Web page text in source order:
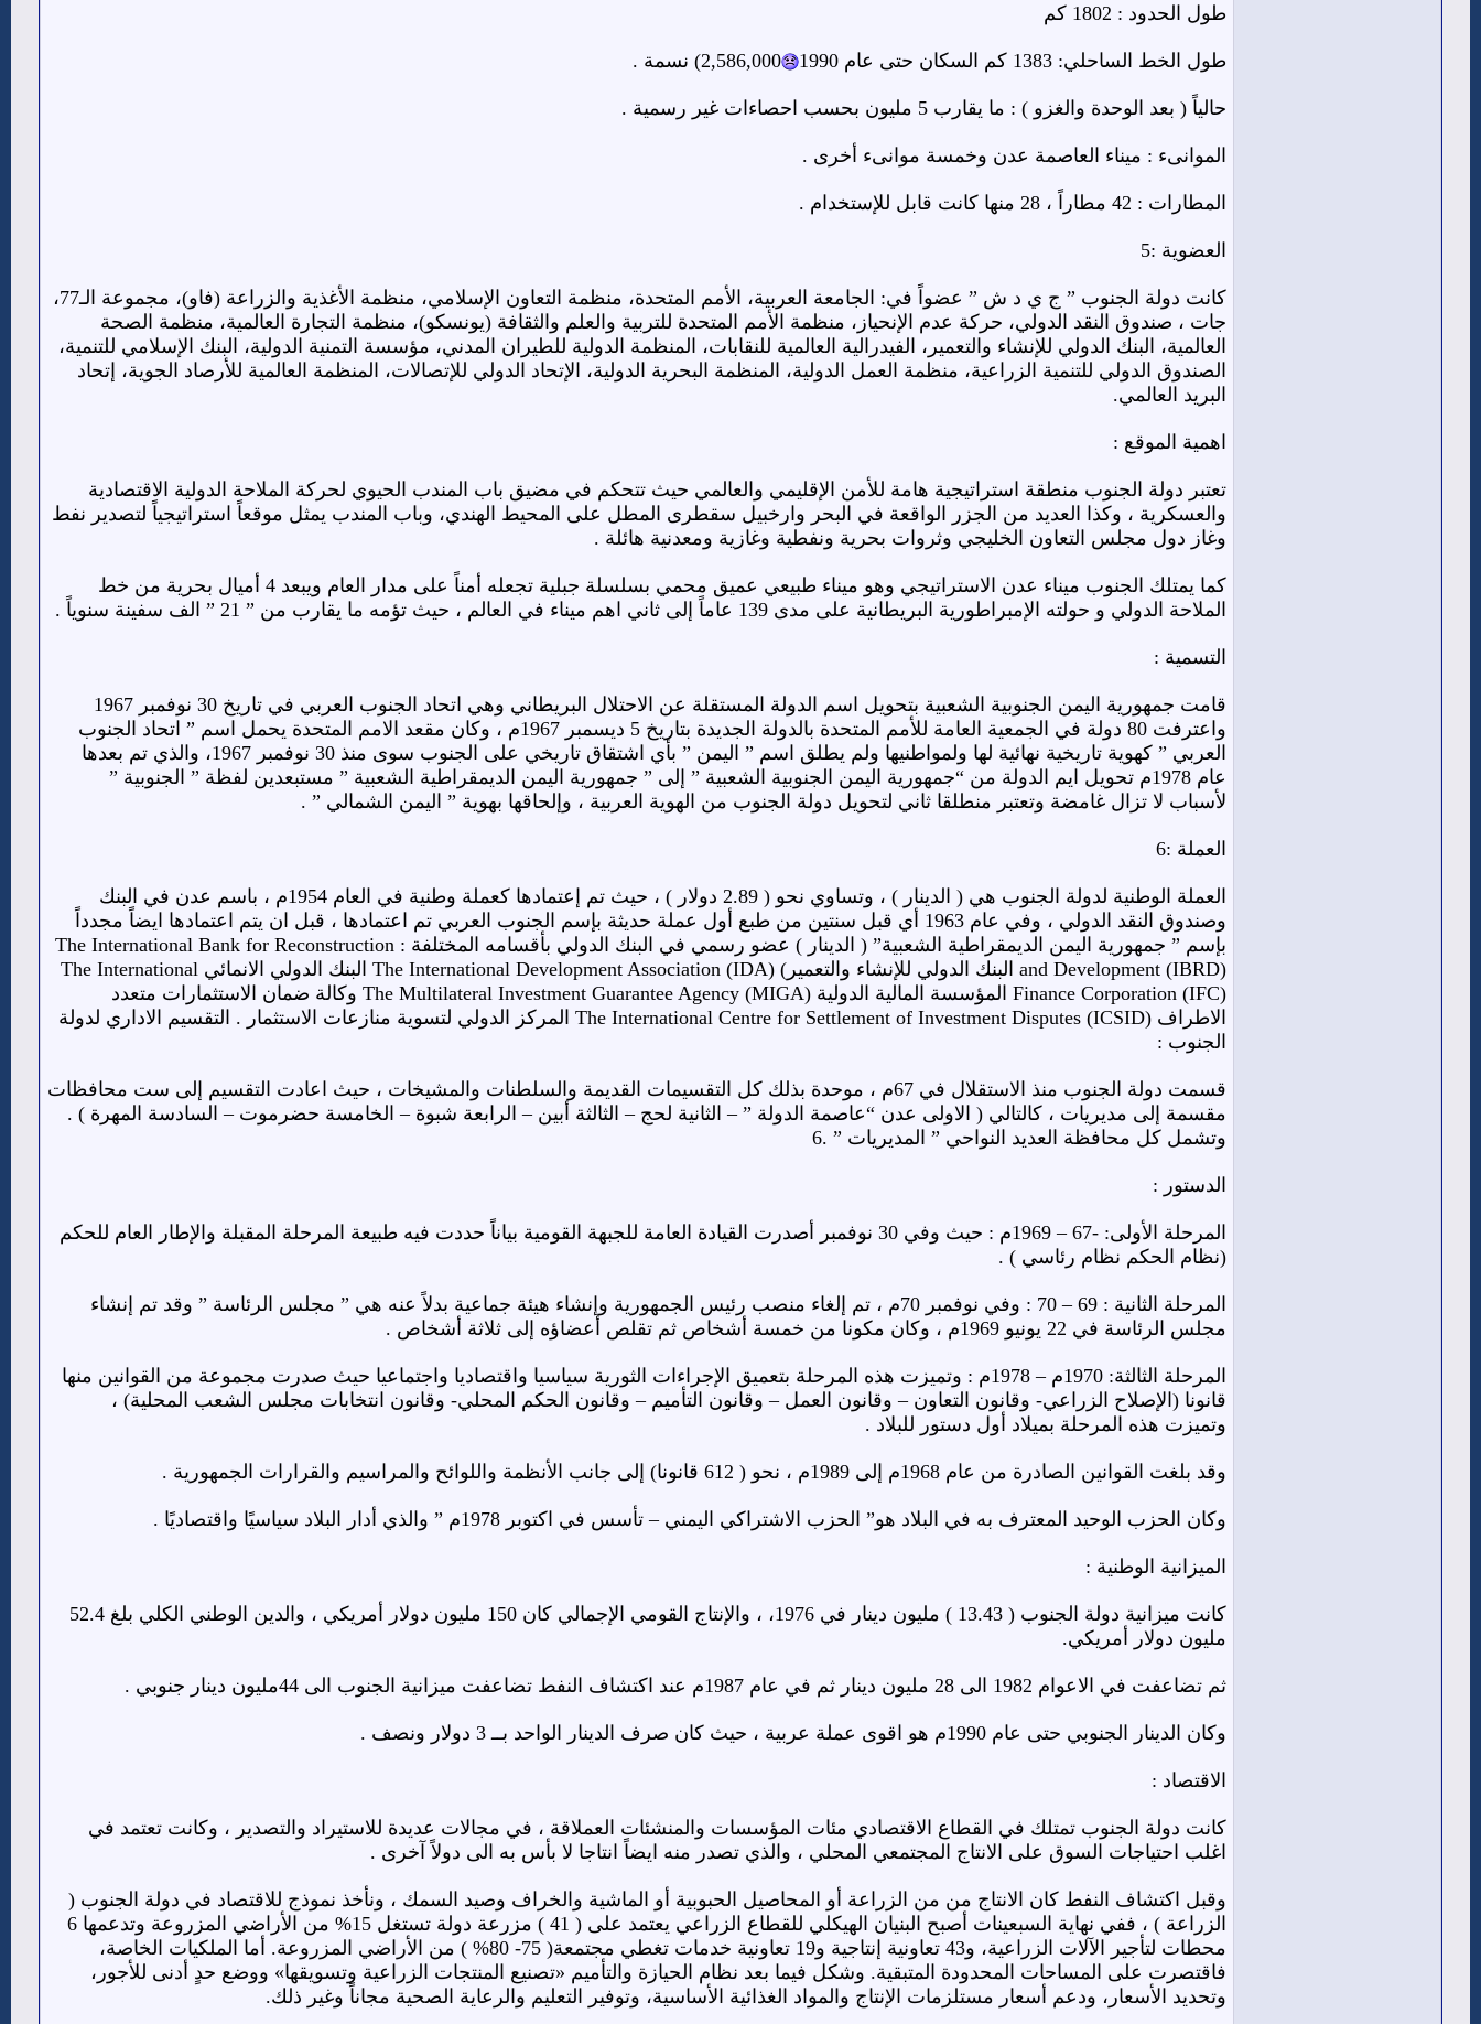
طول الحدود : 1802 كم
طول الخط الساحلي: 1383 كم السكان حتى عام 1990 2,586,000) نسمة .
حالياً ( بعد الوحدة والغزو ) : ما يقارب 5 مليون بحسب احصاءات غير رسمية .
الموانىء : ميناء العاصمة عدن وخمسة موانىء أخرى .
المطارات : 42 مطاراً ، 28 منها كانت قابل للإستخدام .
العضوية :5
كانت دولة الجنوب ” ج ي د ش ” عضواً في: الجامعة العربية، الأمم المتحدة، منظمة التعاون الإسلامي، منظمة الأغذية والزراعة (فاو)، مجموعة الـ77،
جات ، صندوق النقد الدولي، حركة عدم الإنحياز، منظمة الأمم المتحدة للتربية والعلم والثقافة (يونسكو)، منظمة التجارة العالمية، منظمة الصحة
العالمية، البنك الدولي للإنشاء والتعمير، الفيدرالية العالمية للنقابات، المنظمة الدولية للطيران المدني، مؤسسة التمنية الدولية، البنك الإسلامي للتنمية،
الصندوق الدولي للتنمية الزراعية، منظمة العمل الدولية، المنظمة البحرية الدولية، الإتحاد الدولي للإتصالات، المنظمة العالمية للأرصاد الجوية، إتحاد
البريد العالمي.
اهمية الموقع :
تعتبر دولة الجنوب منطقة استراتيجية هامة للأمن الإقليمي والعالمي حيث تتحكم في مضيق باب المندب الحيوي لحركة الملاحة الدولية الاقتصادية
والعسكرية ، وكذا العديد من الجزر الواقعة في البحر وارخبيل سقطرى المطل على المحيط الهندي، وباب المندب يمثل موقعاً استراتيجياً لتصدير نفط
وغاز دول مجلس التعاون الخليجي وثروات بحرية ونفطية وغازية ومعدنية هائلة .
كما يمتلك الجنوب ميناء عدن الاستراتيجي وهو ميناء طبيعي عميق محمي بسلسلة جبلية تجعله أمناً على مدار العام ويبعد 4 أميال بحرية من خط
الملاحة الدولي و حولته الإمبراطورية البريطانية على مدى 139 عاماً إلى ثاني اهم ميناء في العالم ، حيث تؤمه ما يقارب من ” 21 ” الف سفينة سنوياً .
التسمية :
قامت جمهورية اليمن الجنوبية الشعبية بتحويل اسم الدولة المستقلة عن الاحتلال البريطاني وهي اتحاد الجنوب العربي في تاريخ 30 نوفمبر 1967
واعترفت 80 دولة في الجمعية العامة للأمم المتحدة بالدولة الجديدة بتاريخ 5 ديسمبر 1967م ، وكان مقعد الامم المتحدة يحمل اسم ” اتحاد الجنوب
العربي ” كهوية تاريخية نهائية لها ولمواطنيها ولم يطلق اسم ” اليمن ” بأي اشتقاق تاريخي على الجنوب سوى منذ 30 نوفمبر 1967، والذي تم بعدها
عام 1978م تحويل ايم الدولة من “جمهورية اليمن الجنوبية الشعبية ” إلى ” جمهورية اليمن الديمقراطية الشعبية ” مستبعدين لفظة ” الجنوبية ”
لأسباب لا تزال غامضة وتعتبر منطلقا ثاني لتحويل دولة الجنوب من الهوية العربية ، وإلحاقها بهوية ” اليمن الشمالي ” .
العملة :6
العملة الوطنية لدولة الجنوب هي ( الدينار ) ، وتساوي نحو ( 2.89 دولار ) ، حيث تم إعتمادها كعملة وطنية في العام 1954م ، باسم عدن في البنك
وصندوق النقد الدولي ، وفي عام 1963 أي قبل سنتين من طبع أول عملة حديثة بإسم الجنوب العربي تم اعتمادها ، قبل ان يتم اعتمادها ايضاً مجدداً
بإسم ” جمهورية اليمن الديمقراطية الشعبية” ( الدينار ) عضو رسمي في البنك الدولي بأقسامه المختلفة : The International Bank for Reconstruction
and Development (IBRD) البنك الدولي للإنشاء والتعمير) The International Development Association (IDA) البنك الدولي الانمائي The International
Finance Corporation (IFC) المؤسسة المالية الدولية The Multilateral Investment Guarantee Agency (MIGA) وكالة ضمان الاستثمارات متعدد
الاطراف The International Centre for Settlement of Investment Disputes (ICSID) المركز الدولي لتسوية منازعات الاستثمار . التقسيم الاداري لدولة
الجنوب :
قسمت دولة الجنوب منذ الاستقلال في 67م ، موحدة بذلك كل التقسيمات القديمة والسلطنات والمشيخات ، حيث اعادت التقسيم إلى ست محافظات
مقسمة إلى مديريات ، كالتالي ( الاولى عدن “عاصمة الدولة ” – الثانية لحج – الثالثة أبين – الرابعة شبوة – الخامسة حضرموت – السادسة المهرة ) .
وتشمل كل محافظة العديد النواحي ” المديريات ” .6
الدستور :
المرحلة الأولى: -67 – 1969م : حيث وفي 30 نوفمبر أصدرت القيادة العامة للجبهة القومية بياناً حددت فيه طبيعة المرحلة المقبلة والإطار العام للحكم
(نظام الحكم نظام رئاسي ) .
المرحلة الثانية : 69 – 70 : وفي نوفمبر 70م ، تم إلغاء منصب رئيس الجمهورية وإنشاء هيئة جماعية بدلاً عنه هي ” مجلس الرئاسة ” وقد تم إنشاء
مجلس الرئاسة في 22 يونيو 1969م ، وكان مكونا من خمسة أشخاص ثم تقلص أعضاؤه إلى ثلاثة أشخاص .
المرحلة الثالثة: 1970م – 1978م : وتميزت هذه المرحلة بتعميق الإجراءات الثورية سياسيا واقتصاديا واجتماعيا حيث صدرت مجموعة من القوانين منها
قانونا (الإصلاح الزراعي- وقانون التعاون – وقانون العمل – وقانون التأميم – وقانون الحكم المحلي- وقانون انتخابات مجلس الشعب المحلية) ،
وتميزت هذه المرحلة بميلاد أول دستور للبلاد .
وقد بلغت القوانين الصادرة من عام 1968م إلى 1989م ، نحو ( 612 قانونا) إلى جانب الأنظمة واللوائح والمراسيم والقرارات الجمهورية .
وكان الحزب الوحيد المعترف به في البلاد هو” الحزب الاشتراكي اليمني – تأسس في اكتوبر 1978م ” والذي أدار البلاد سياسيًا واقتصاديًا .
الميزانية الوطنية :
كانت ميزانية دولة الجنوب ( 13.43 ) مليون دينار في 1976، ، والإنتاج القومي الإجمالي كان 150 مليون دولار أمريكي ، والدين الوطني الكلي بلغ 52.4
مليون دولار أمريكي.
ثم تضاعفت في الاعوام 1982 الى 28 مليون دينار ثم في عام 1987م عند اكتشاف النفط تضاعفت ميزانية الجنوب الى 44مليون دينار جنوبي .
وكان الدينار الجنوبي حتى عام 1990م هو اقوى عملة عربية ، حيث كان صرف الدينار الواحد بــ 3 دولار ونصف .
الاقتصاد :
كانت دولة الجنوب تمتلك في القطاع الاقتصادي مئات المؤسسات والمنشئات العملاقة ، في مجالات عديدة للاستيراد والتصدير ، وكانت تعتمد في
اغلب احتياجات السوق على الانتاج المجتمعي المحلي ، والذي تصدر منه ايضاً انتاجا لا بأس به الى دولاً آخرى .
وقبل اكتشاف النفط كان الانتاج من من الزراعة أو المحاصيل الحبوبية أو الماشية والخراف وصيد السمك ، ونأخذ نموذج للاقتصاد في دولة الجنوب (
الزراعة ) ، ففي نهاية السبعينات أصبح البنيان الهيكلي للقطاع الزراعي يعتمد على ( 41 ) مزرعة دولة تستغل 15% من الأراضي المزروعة وتدعمها 6
محطات لتأجير الآلات الزراعية، و43 تعاونية إنتاجية و19 تعاونية خدمات تغطي مجتمعة( 75- 80% ) من الأراضي المزروعة. أما الملكيات الخاصة،
فاقتصرت على المساحات المحدودة المتبقية. وشكل فيما بعد نظام الحيازة والتأميم «تصنيع المنتجات الزراعية وتسويقها» ووضع حدٍ أدنى للأجور،
وتحديد الأسعار، ودعم أسعار مستلزمات الإنتاج والمواد الغذائية الأساسية، وتوفير التعليم والرعاية الصحية مجاناً وغير ذلك.